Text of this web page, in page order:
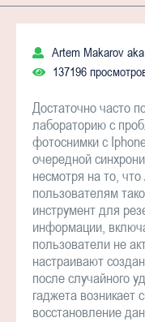
Artem Makarov
137196
Достаточно часто
лабораторию с
фотоснимки с
очередной
несмотря на то,
пользователям
инструмент для
информации,
пользователи не
настраивают
после случайного
гаджета возникает
восстановление